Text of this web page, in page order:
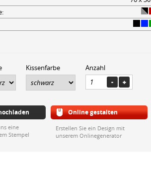
Kissenfarbe Anzahl
eine
Stempel
Online gestalten
Erstellen Sie ein Design mit
unserem Onlinegenerator